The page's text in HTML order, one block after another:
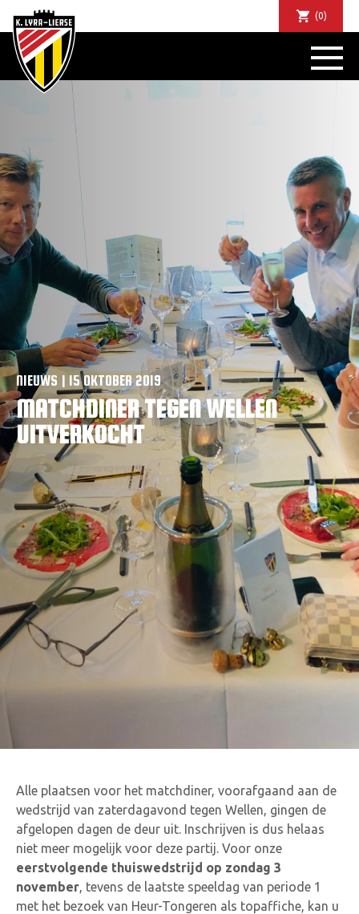
(0)
NIEUWS | 15 OKTOBER 2019
MATCHDINER TEGEN WELLEN
UITVERKOCHT
Alle plaatsen voor het matchdiner, voorafgaand aan de
wedstrijd van zaterdagavond tegen Wellen, gingen de
afgelopen dagen de deur uit. Inschrijven is dus helaas
niet meer mogelijk voor deze partij. Voor onze
eerstvolgende thuiswedstrijd op zondag 3
november , tevens de laatste speeldag van periode 1
met het bezoek van Heur-Tongeren als topaffiche, kan u
NIEUWS
DE CLUB
ABONNEMENTEN
COMMUNITY
JEUGD
BUSINESS CLUB
MATCHDINERS
CLUBAPP
FANSHOP
VACATURES
CONTACTEER ONS